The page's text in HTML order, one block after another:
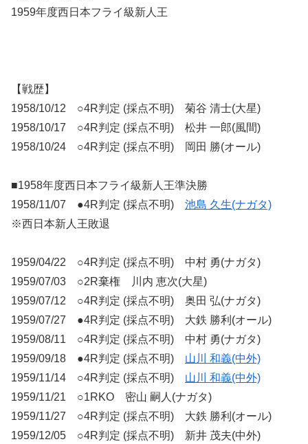
1959年度西日本フライ級新人王
【戦歴】
1958/10/12 ○4R判定 (採点不明) 菊谷 清士(大星)
1958/10/17 ○4R判定 (採点不明) 松井 一郎(風間)
1958/10/24 ○4R判定 (採点不明) 岡田 勝(オール)
■1958年度西日本フライ級新人王準決勝
1958/11/07 ●4R判定 (採点不明) 池島 久生(ナガタ)
※西日本新人王敗退
1959/04/22 ○4R判定 (採点不明) 中村 勇(ナガタ)
1959/07/03 ○2R棄権 川内 恵次(大星)
1959/07/12 ○4R判定 (採点不明) 奥田 弘(ナガタ)
1959/07/27 ●4R判定 (採点不明) 大鉄 勝利(オール)
1959/08/11 ○4R判定 (採点不明) 中村 勇(ナガタ)
1959/09/18 ●4R判定 (採点不明) 山川 和義(中外)
1959/11/14 ○4R判定 (採点不明) 山川 和義(中外)
1959/11/21 ○1RKO 密山 嗣人(ナガタ)
1959/11/27 ○4R判定 (採点不明) 大鉄 勝利(オール)
1959/12/05 ○4R判定 (採点不明) 新井 茂夫(中外)